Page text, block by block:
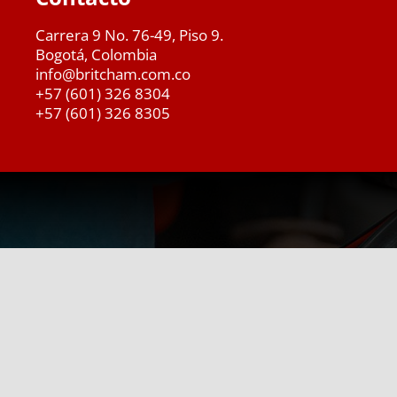
Carrera 9 No. 76-49, Piso 9.
Bogotá, Colombia
info@britcham.com.co
+57 (601) 326 8304
+57 (601) 326 8305